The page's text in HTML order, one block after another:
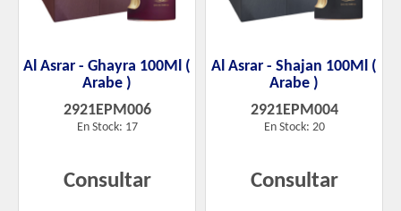
Al Asrar - Ghayra 100Ml (
Arabe )
2921EPM006
En Stock: 17
Consultar
Al Asrar - Shajan 100Ml (
Arabe )
2921EPM004
En Stock: 20
Consultar